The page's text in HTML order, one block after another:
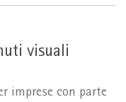
visuali
imprese con parte